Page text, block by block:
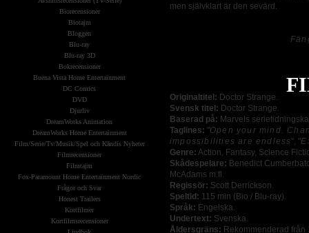
men självklart är den sevärd.
Originaltitel: Doctor Strange.
Svensk titel: Doctor Strange.
Baserad på: Marvels
Taglines: "Open your mind.
impossibilities are endless", "
Genre: Action, Fantasy, Science
Skådespelare: Benedict
McAdams m.fl.
Regissör: Scott Derrickson.
Speltid: 115 min (Bio / Blu-ray).
Språk: Engelska.
Undertext: Svenska.
Åldersgräns: Rekommenderad från
Biorecensioner
Biotajm
Bloggen
Blu-ray
Blu-ray 3D
Bokrecensioner
Buena Vista Home Entertainment
DC Comics
DVD
Djurliv
DreamWorks Animation
DreamWorks Home Entertainment
Film/Serie/Tv/Musik/Spel och Kändis Nyheter
Filmrecensioner
Filmtajm
Fox-Paramount Home Entertainment Nordic
Frågor och Svar
Honest Trailers
Kortfilmer
Kortfilmsrecensioner